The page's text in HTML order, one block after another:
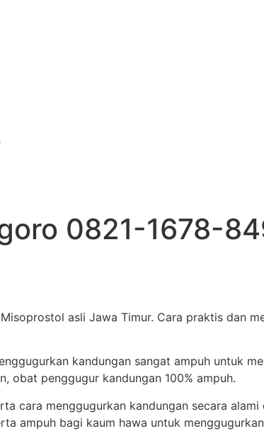
0821-1678-
asli Jawa Timur. Cara praktis dan
kandungan sangat ampuh untuk
obat penggugur kandungan 100% ampuh.
cara menggugurkan kandungan secara
ampuh bagi kaum hawa untuk